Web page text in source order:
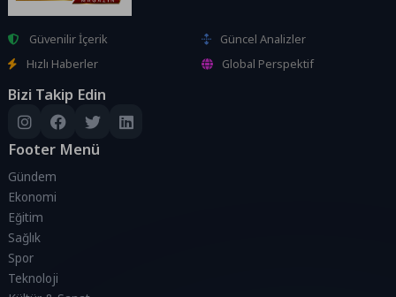
Güvenilir İçerik
Güncel Analizler
Hızlı Haberler
Global Perspektif
Bizi Takip Edin
Footer Menü
Gündem
Ekonomi
Eğitim
Sağlık
Spor
Teknoloji